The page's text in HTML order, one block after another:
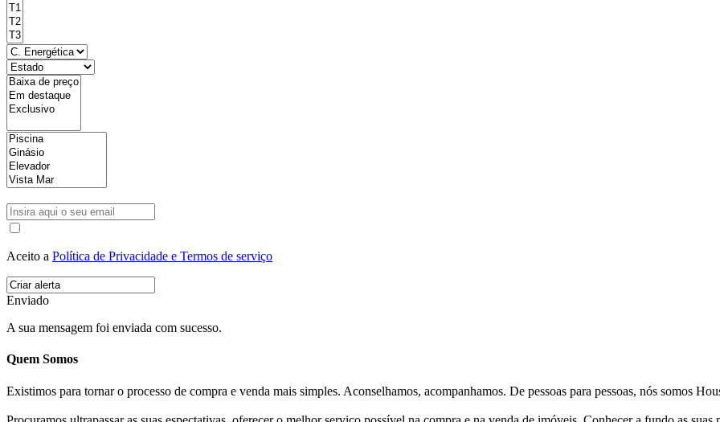
Aceito a Política de Privacidade e Termos de serviço
Enviado
A sua mensagem foi enviada com sucesso.
Quem Somos
Existimos para tornar o processo de compra e venda mais simples. Aconselhamos, acompanhamos. De pessoas para pessoas, nós somos